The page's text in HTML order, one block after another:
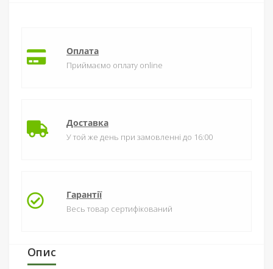
Оплата
Приймаємо оплату online
Доставка
У той же день при замовленні до 16:00
Гарантії
Весь товар сертифікований
Опис